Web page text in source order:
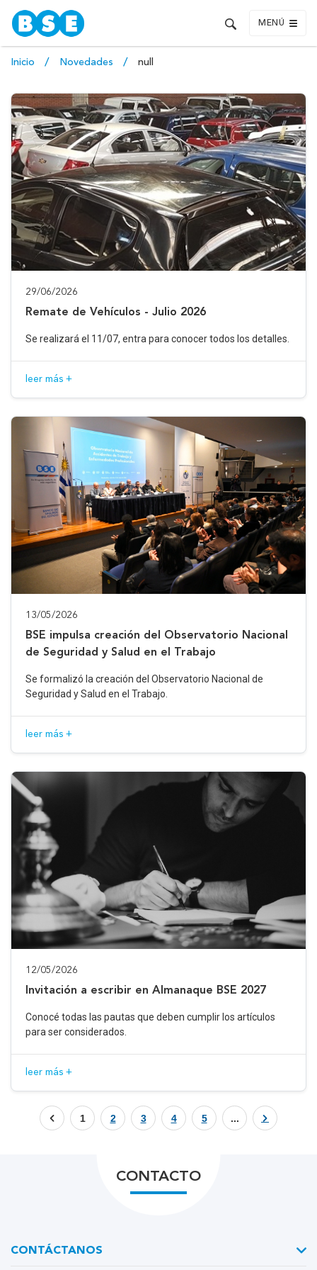
MENÚ
Inicio Novedades null
29/06/2026
Remate de Vehículos - Julio 2026
Se realizará el 11/07, entra para conocer todos los detalles.
leer más +
13/05/2026
BSE impulsa creación del Observatorio Nacional
de Seguridad y Salud en el Trabajo
Se formalizó la creación del Observatorio Nacional de
Seguridad y Salud en el Trabajo.
leer más +
12/05/2026
Invitación a escribir en Almanaque BSE 2027
Conocé todas las pautas que deben cumplir los artículos
para ser considerados.
leer más +
1 2 3 4 5 ...
CONTACTO
CONTÁCTANOS